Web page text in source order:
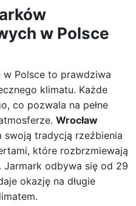
w Polsce
Polsce to prawdziwa
klimatu. Każde
co pozwala na pełne
Wrocław
tradycją rzeźbienia
które rozbrzmiewają
Jarmark odbywa się od 29
okazję na długie